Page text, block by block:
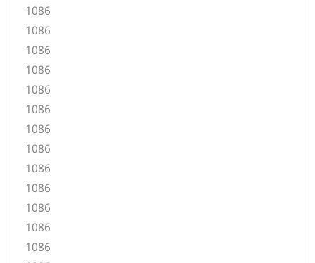
1086
1086
1086
1086
1086
1086
1086
1086
1086
1086
1086
1086
1086